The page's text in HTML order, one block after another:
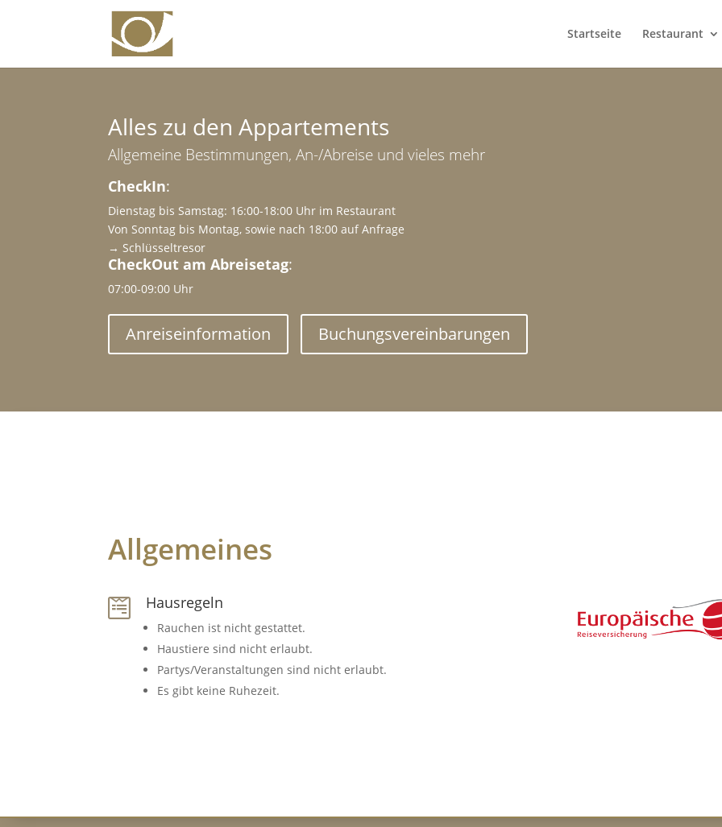
Startseite Restaurant
Alles zu den Appartements
Allgemeine Bestimmungen, An-/Abreise und vieles mehr
CheckIn:
Dienstag bis Samstag: 16:00-18:00 Uhr im Restaurant
Von Sonntag bis Montag, sowie nach 18:00 auf Anfrage
→ Schlüsseltresor
CheckOut am Abreisetag:
07:00-09:00 Uhr
Anreiseinformation Buchungsvereinbarungen
Allgemeines
 Hausregeln
Rauchen ist nicht gestattet.
Haustiere sind nicht erlaubt.
Partys/Veranstaltungen sind nicht erlaubt.
Es gibt keine Ruhezeit.